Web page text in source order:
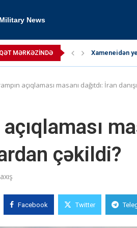
News
MƏRKƏZINDƏ Xameneidən
TRIPP
Paşinyan
Paşinyan:
Pəhləvi
Ərdoğan
Kallas:
Kremldə
Müctəba
açıqlaması masanı dağıtdı: İran
çəkildi?
Facebook Twitter